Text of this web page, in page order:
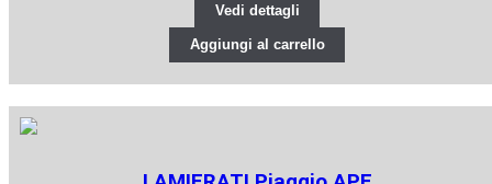
Vedi dettagli
Aggiungi al carrello